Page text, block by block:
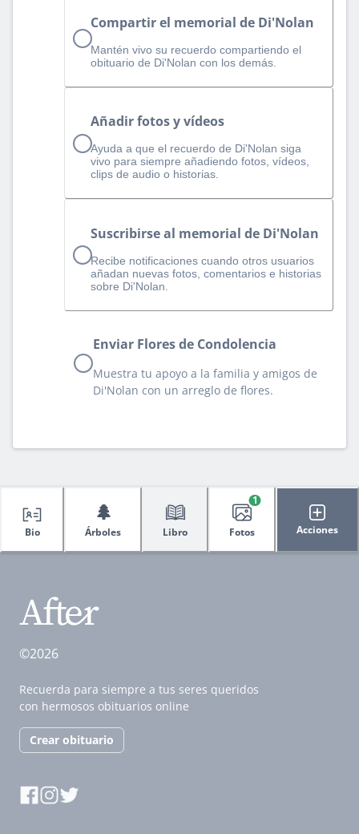
Compartir el memorial de Di'Nolan
Mantén vivo su recuerdo compartiendo el
obituario de Di'Nolan con los demás.
Añadir fotos y vídeos
Ayuda a que el recuerdo de Di'Nolan siga
vivo para siempre añadiendo fotos, vídeos,
clips de audio o historias.
Suscribirse al memorial de Di'Nolan
Recibe notificaciones cuando otros usuarios
añadan nuevas fotos, comentarios e historias
sobre Di'Nolan.
Enviar Flores de Condolencia
Muestra tu apoyo a la familia y amigos de
Di'Nolan con un arreglo de flores.
Bio
🌲
Árboles Libro Fotos
1
Acciones
©2026
Recuerda para siempre a tus seres queridos
con hermosos obituarios online
Crear obituario